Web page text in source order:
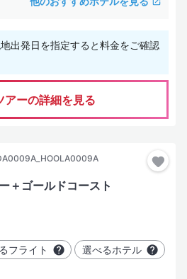
出発日を指定すると料金をご確認
アーの詳細を見る
＋ゴールドコースト
フライト 選べるホテル